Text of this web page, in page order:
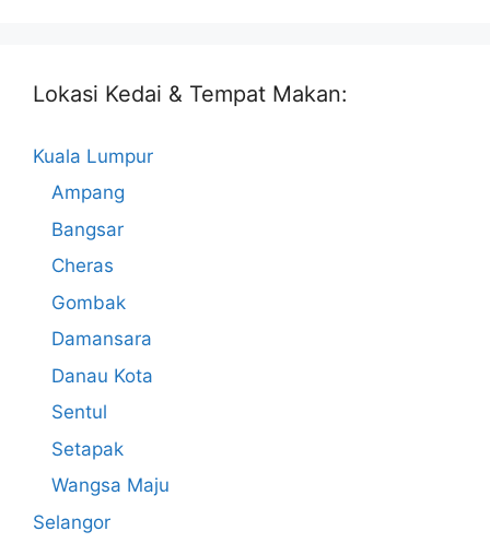
Lokasi Kedai & Tempat Makan:
Kuala Lumpur
Ampang
Bangsar
Cheras
Gombak
Damansara
Danau Kota
Sentul
Setapak
Wangsa Maju
Selangor